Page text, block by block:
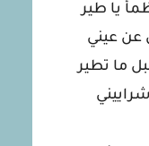
يا طير
عن عيني
ما تطير